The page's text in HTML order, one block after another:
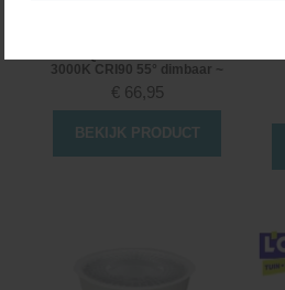
3000K CRI90 55° dimbaar ~
€ 66,95
BEKIJK PRODUCT